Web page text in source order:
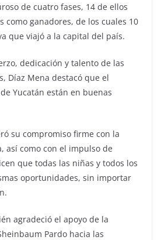
de cuatro fases, 14 de ellos
como ganadores, de los cuales 10
que viajó a la capital del país.
dedicación y talento de las
Díaz Mena destacó que el
Yucatán están en buenas
su compromiso firme con la
así como con el impulso de
que todas las niñas y todos los
oportunidades, sin importar
agradeció el apoyo de la
Pardo hacia las